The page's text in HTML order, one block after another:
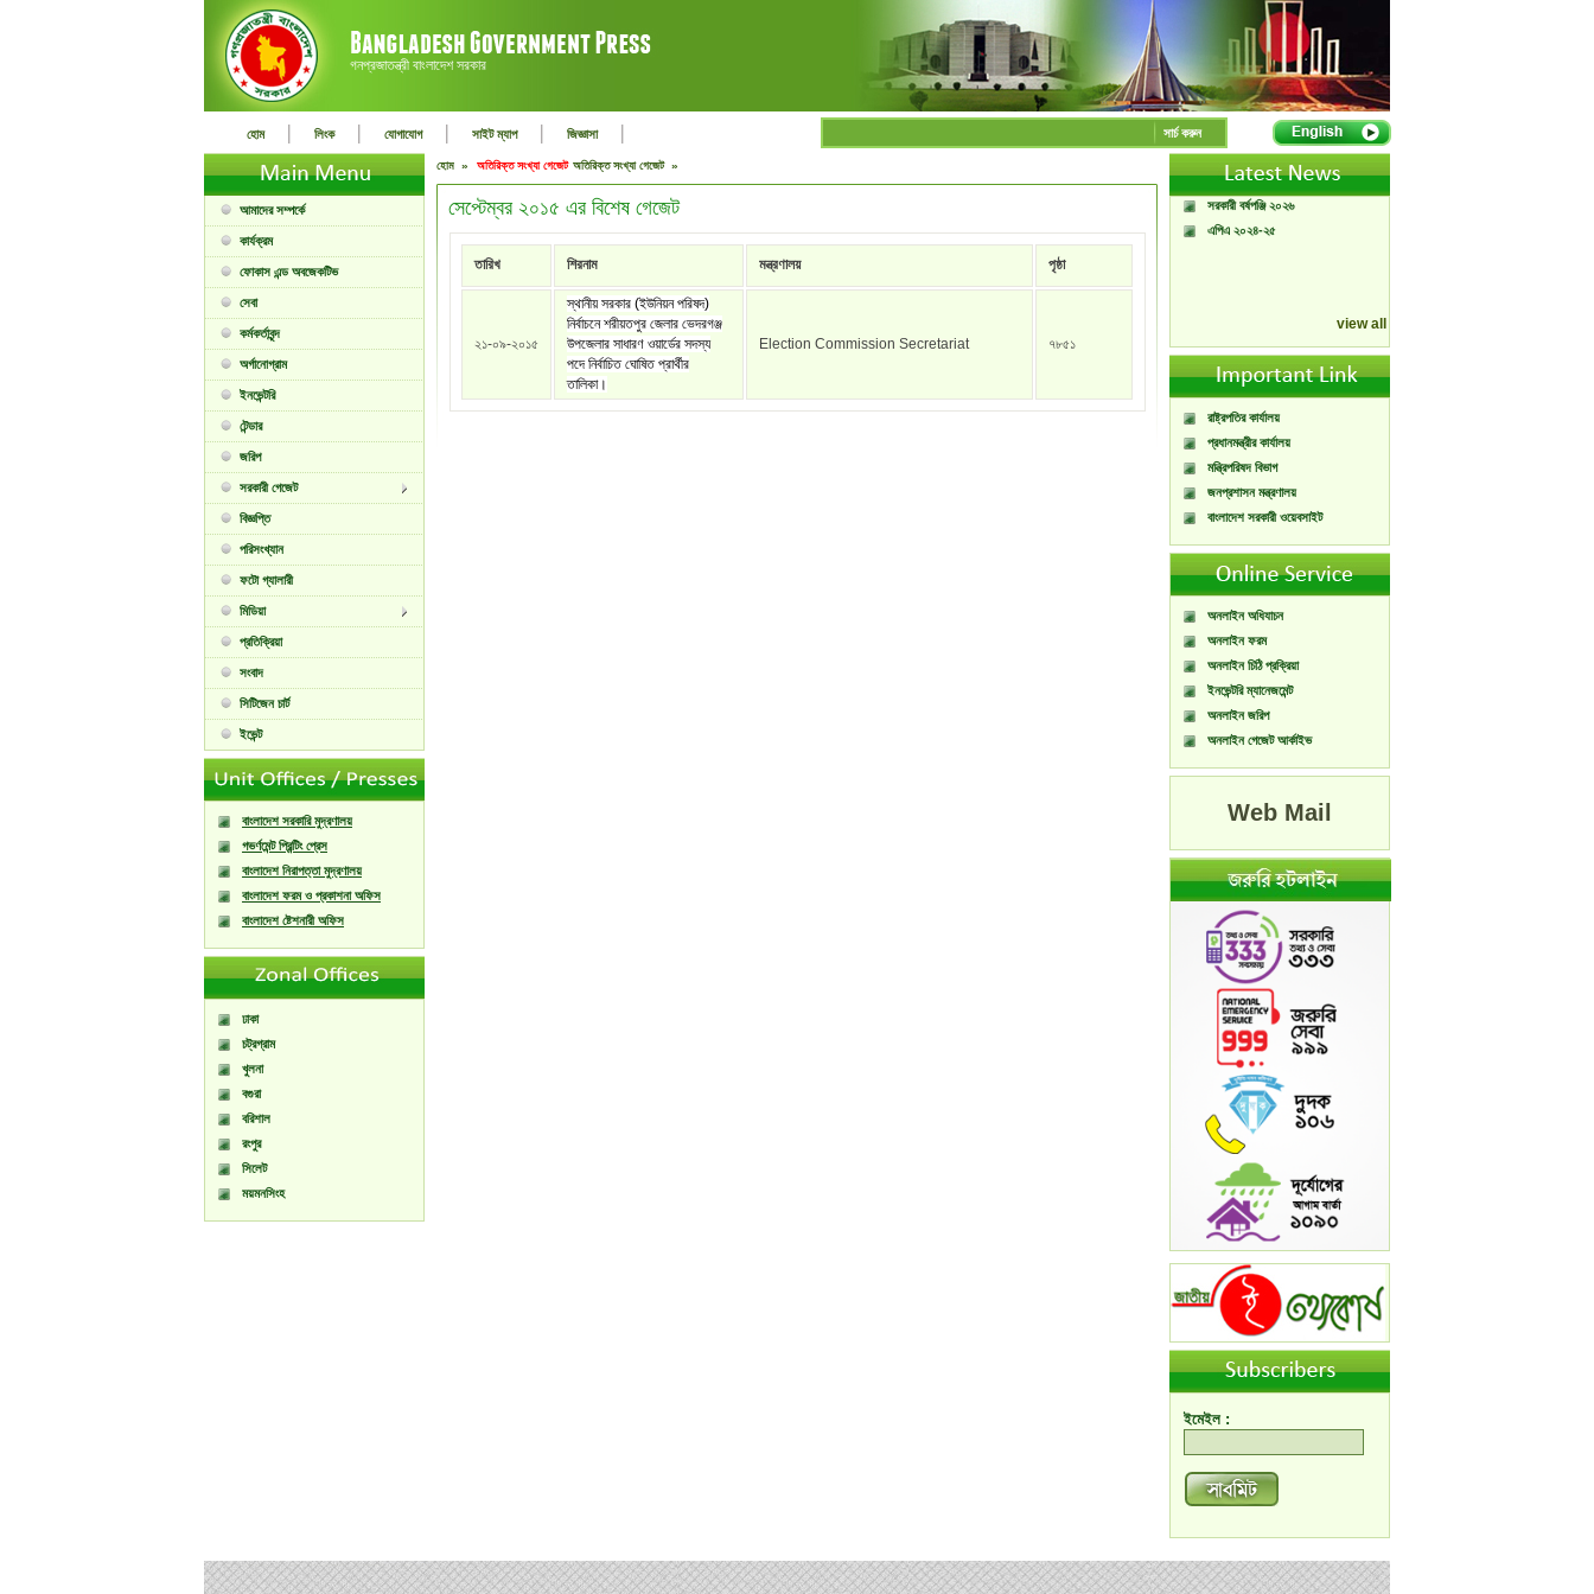
গনপ্রজাতন্ত্রী বাংলাদেশ সরকার
হোম | লিংক | যোগাযোগ | সাইট ম্যাপ | জিজ্ঞাসা | সার্চ করুন
আমাদের সম্পর্কে
কার্যক্রম
ফোকাস এন্ড অবজেকটিভ
সেবা
কর্মকর্তাবৃন্দ
অর্গানোগ্রাম
ইনভেন্টরি
টেন্ডার
জরিপ
সরকারী গেজেট
বিজ্ঞপ্তি
পরিসংখ্যান
ফটো গ্যালারী
মিডিয়া
প্রতিক্রিয়া
সংবাদ
সিটিজেন চার্ট
ইভেন্ট
বাংলাদেশ সরকারি মুদ্রণালয়
গভর্ণমেন্ট প্রিন্টিং প্রেস
বাংলাদেশ নিরাপত্তা মুদ্রণালয়
বাংলাদেশ ফরম ও প্রকাশনা অফিস
বাংলাদেশ ষ্টেশনারী অফিস
ঢাকা
চট্রগ্রাম
খুলনা
বগুরা
বরিশাল
রংপুর
সিলেট
ময়মনসিংহ
হোম » অতিরিক্ত সংখ্যা গেজেট অতিরিক্ত সংখ্যা গেজেট »
সেপ্টেম্বর ২০১৫ এর বিশেষ গেজেট
তারিখ শিরনাম মন্ত্রণালয় পৃষ্ঠা
২১-০৯-২০১৫
স্থানীয় সরকার (ইউনিয়ন পরিষদ)
নির্বাচনে শরীয়তপুর জেলার ভেদরগঞ্জ
উপজেলার সাধারণ ওয়ার্ডের সদস্য
পদে নির্বাচিত ঘোষিত প্রার্থীর
তালিকা।
Election Commission Secretariat ৭৮৫১
A Handbook of
Government Press
Citizen Charter of
Bangladesh Government
Press
সরকারী বর্ষপঞ্জি ২০২৬
এপিএ ২০২৪-২৫
view all
রাষ্ট্রপতির কার্যালয়
প্রধানমন্ত্রীর কার্যালয়
মন্ত্রিপরিষদ বিভাগ
জনপ্রশাসন মন্ত্রণালয়
বাংলাদেশ সরকারী ওয়েবসাইট
অনলাইন অধিযাচন
অনলাইন ফরম
অনলাইন চিঠি প্রক্রিয়া
ইনভেন্টরি ম্যানেজমেন্ট
অনলাইন জরিপ
অনলাইন গেজেট আর্কাইভ
Web Mail
ইমেইল :